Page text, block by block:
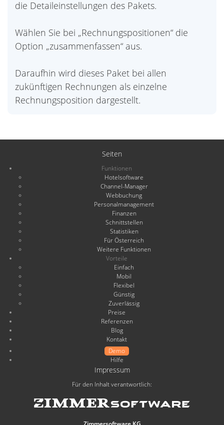
die Detaileinstellungen des Pakets.
Wählen Sie bei „Rechnungspositionen“ die
Option „zusammenfassen“ aus.
Daraufhin wird dieses Paket bei allen
zukünftigen Rechnungen als einzelne
Rechnungsposition dargestellt.
Seiten
Funktionen
Hotelsoftware
Channel-Manager
Webbuchung
Personalmanagement
Finanzen
Schnittstellen
Statistiken
Für Österreich
Weitere Funktionen
Vorteile
Einfach
Mobil
Flexibel
Günstig
Zuverlässig
Preise
Referenzen
Blog
Kontakt
Demo
Hilfe
Impressum
Für den Inhalt verantwortlich: